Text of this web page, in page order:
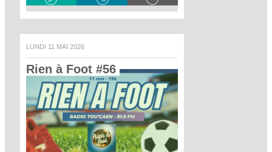
LUNDI 11 MAI 2026
Rien à Foot #56